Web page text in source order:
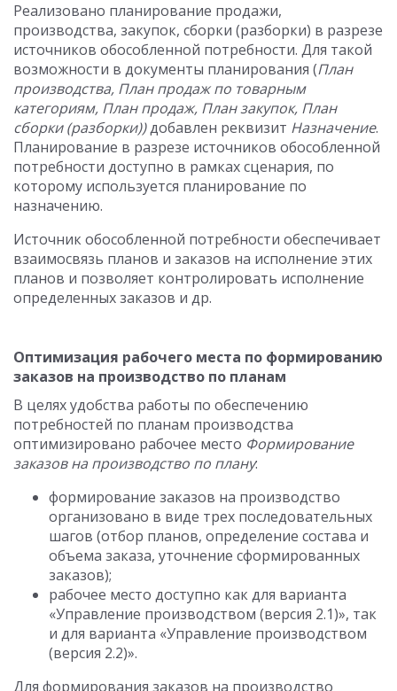
Реализовано планирование продажи,
производства, закупок, сборки (разборки) в разрезе
источников обособленной потребности. Для такой
возможности в документы планирования (План
производства, План продаж по товарным
категориям, План продаж, План закупок, План
сборки (разборки))добавлен реквизит Назначение.
Планирование в разрезе источников обособленной
потребности доступно в рамках сценария, по
которому используется планирование по
назначению.
Источник обособленной потребности обеспечивает
взаимосвязь планов и заказов на исполнение этих
планов и позволяет контролировать исполнение
определенных заказов и др.
Оптимизация рабочего места по формированию
заказов на производство по планам
В целях удобства работы по обеспечению
потребностей по планам производства
оптимизировано рабочее место Формирование
заказов на производство по плану:
формирование заказов на производство
организовано в виде трех последовательных
шагов (отбор планов, определение состава и
объема заказа, уточнение сформированных
заказов);
рабочее место доступно как для варианта
«Управление производством (версия 2.1)», так
и для варианта «Управление производством
(версия 2.2)».
Для формирования заказов на производство